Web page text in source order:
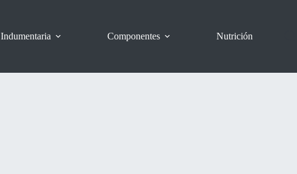
Indumentaria Componentes Nutrición